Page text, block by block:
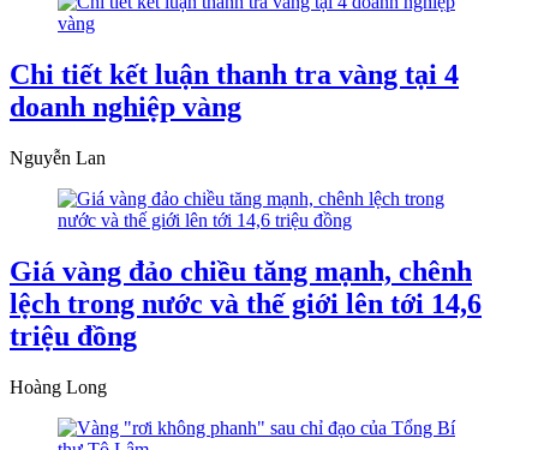
Chi tiết kết luận thanh tra vàng tại 4
doanh nghiệp vàng
Nguyễn Lan
Giá vàng đảo chiều tăng mạnh, chênh
lệch trong nước và thế giới lên tới 14,6
triệu đồng
Hoàng Long